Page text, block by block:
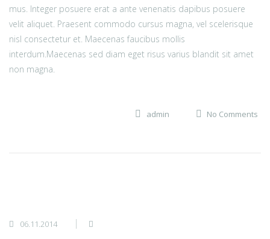
mus. Integer posuere erat a ante venenatis dapibus posuere
velit aliquet. Praesent commodo cursus magna, vel scelerisque
nisl consectetur et. Maecenas faucibus mollis
interdum.Maecenas sed diam eget risus varius blandit sit amet
non magna.
admin No Comments
06.11.2014